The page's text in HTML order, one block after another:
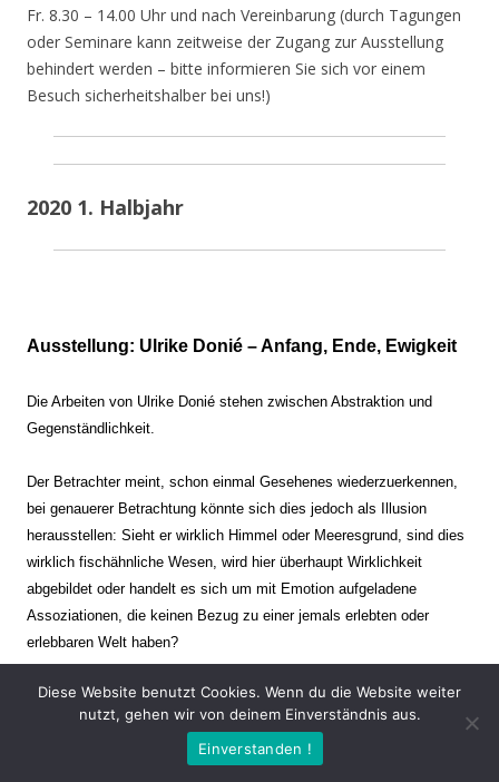
Fr. 8.30 – 14.00 Uhr und nach Vereinbarung (durch Tagungen
oder Seminare kann zeitweise der Zugang zur Ausstellung
behindert werden – bitte informieren Sie sich vor einem
Besuch sicherheitshalber bei uns!)
2020 1. Halbjahr
Ausstellung: Ulrike Donié – Anfang, Ende, Ewigkeit
Die Arbeiten von Ulrike Donié stehen zwischen Abstraktion und
Gegenständlichkeit.
Der Betrachter meint, schon einmal Gesehenes wiederzuerkennen,
bei genauerer Betrachtung könnte sich dies jedoch als Illusion
herausstellen: Sieht er wirklich Himmel oder Meeresgrund, sind dies
wirklich fischähnliche Wesen, wird hier überhaupt Wirklichkeit
abgebildet oder handelt es sich um mit Emotion aufgeladene
Assoziationen, die keinen Bezug zu einer jemals erlebten oder
erlebbaren Welt haben?
Verharren und Dynamik stehen sich dabei gegenüber. Zeit steht still
oder verrinnt im Nu. Es soll dabei eine Spannung, auch farblich, bis
zur Schmerzgrenze erzeugt werden. Die Arbeiten stellen ambivalente
Diese Website benutzt Cookies. Wenn du die Website weiter
nutzt, gehen wir von deinem Einverständnis aus.
Einverstanden !